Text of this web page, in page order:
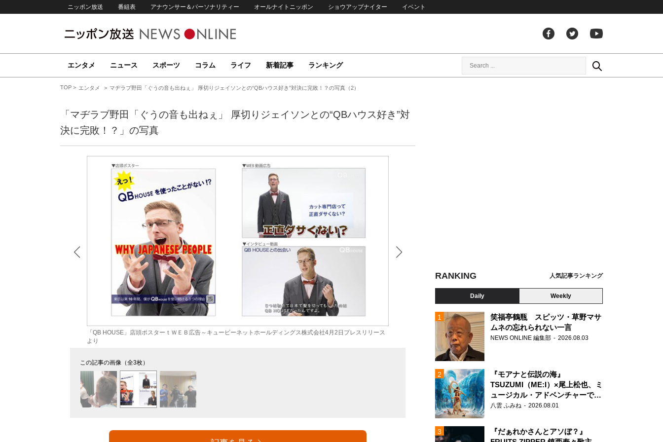
ニッポン放送 番組表 アナウンサー＆パーソナリティー オールナイトニッポン ショウアップナイター イベント
エンタメ ニュース スポーツ コラム ライフ 新着記事 ランキング
TOP エンタメ マヂラブ野田「ぐうの音も出ねぇ」 厚切りジェイソンとの“QBハウス好き”対決に完敗！？の写真（2）
「マヂラブ野田「ぐうの音も出ねぇ」 厚切りジェイソンとの“QBハウス好き”対
決に完敗！？」の写真
「QB HOUSE」店頭ポスターｔＷＥＢ広告～キュービーネットホールディングス株式会社4月2日プレスリリース
より
厚切りジェイソン（中央）とマヂカルラブリー
この記事の画像（全3枚）
RANKING 人気記事ランキング
Daily Weekly
笑福亭鶴瓶 スピッツ・草野マサ
ムネの忘れられない一言
NEWS ONLINE 編集部 2026.08.03
『モアナと伝説の海』
TSUZUMI（ME:I）×尾上松也、ミ
ュージカル・アドベンチャーで美
声を響かせる
八雲 ふみね 2026.08.01
『だぁれかさんとアソぼ？』